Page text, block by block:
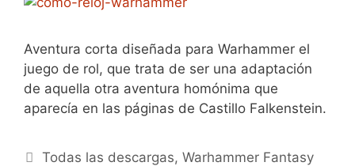
Aventura corta diseñada para Warhammer el
juego de rol, que trata de ser una adaptación
de aquella otra aventura homónima que
aparecía en las páginas de Castillo Falkenstein.
Categorías
Todas las descargas,Warhammer Fantasy